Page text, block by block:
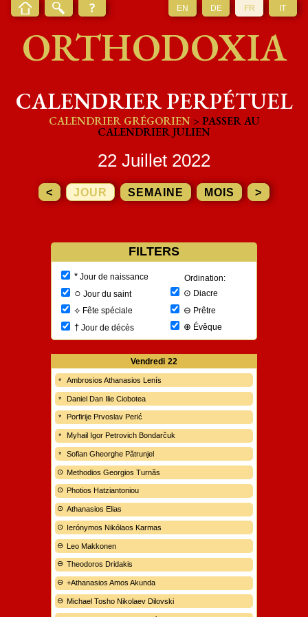
EN DE FR IT
ORTHODOXIA
CALENDRIER PERPÉTUEL
CALENDRIER GRÉGORIEN > PASSER AU
CALENDRIER JULIEN
22 Juillet 2022
< JOUR SEMAINE MOIS >
FILTERS
*Jour de naissance
○ Jour du saint
⟡ Fête spéciale
†Jour de décès
Ordination:
⊙ Diacre
⊖ Prêtre
⊕ Évêque
Vendredi 22
Ambrosios Athanasios Lenís
Daniel Dan Ilie Ciobotea
Porfirije Prvoslav Perić
Myhail Igor Petrovich Bondarčuk
Sofian Gheorghe Pătrunjel
Methodios Georgios Turnãs
Photios Hatziantoniou
Athanasios Elias
Ierónymos Nikólaos Karmas
Leo Makkonen
Theodoros Dridakis
+Athanasios Amos Akunda
Michael Tosho Nikolaev Dilovski